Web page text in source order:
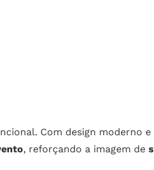
Com design moderno
, reforçando a imagem de